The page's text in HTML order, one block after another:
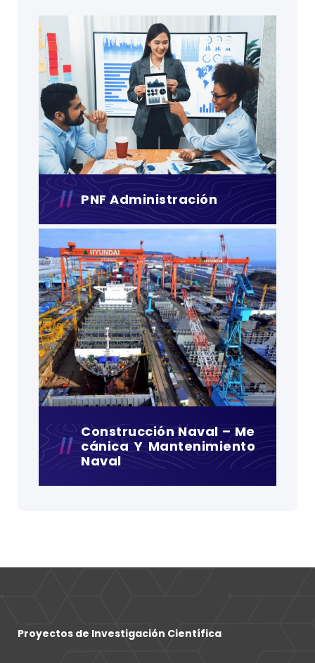
PNF Administración
Construcción Naval – Me
Cánica Y Mantenimiento
Naval
Proyectos de Investigación Científica